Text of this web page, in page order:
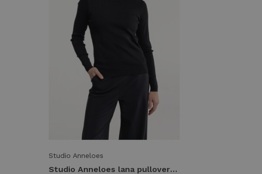
Studio Anneloes
Studio Anneloes lana pullover 91520 9000 black